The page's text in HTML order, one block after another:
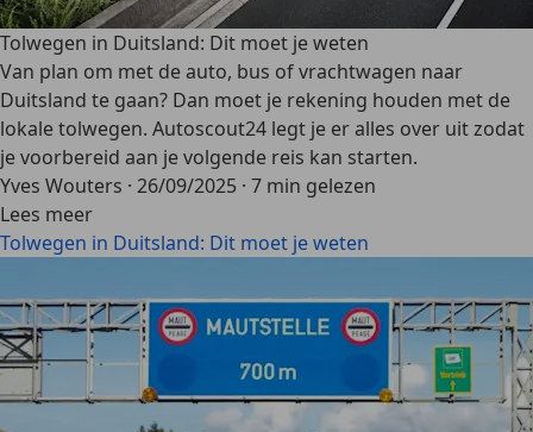
Tolwegen in Duitsland: Dit moet je weten
Van plan om met de auto, bus of vrachtwagen naar
Duitsland te gaan? Dan moet je rekening houden met de
lokale tolwegen. Autoscout24 legt je er alles over uit zodat
je voorbereid aan je volgende reis kan starten.
Yves Wouters · 26/09/2025 · 7 min gelezen
Lees meer
Tolwegen in Duitsland: Dit moet je weten